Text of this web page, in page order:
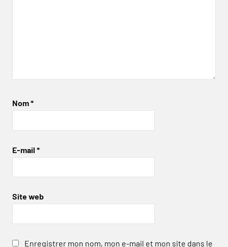
Nom*
E-mail *
Site web
Enregistrer mon nom, mon e-mail et mon site dans le